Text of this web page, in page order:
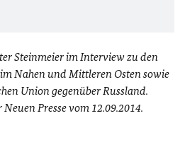
Steinmeier im Interview zu den
Nahen und Mittleren Osten sowie
Union gegenüber Russland.
Presse vom 12.09.2014.